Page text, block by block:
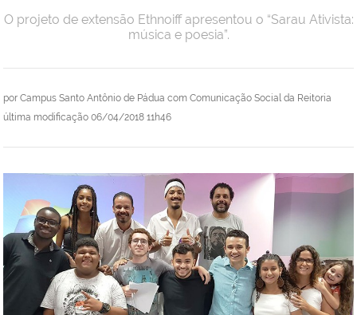
por Campus Santo Antônio de Pádua com Comunicação Social da Reitoria
última modificação 06/04/2018 11h46
O projeto de extensão Ethnoiff apresentou o “Sarau Ativista:
música e poesia”.